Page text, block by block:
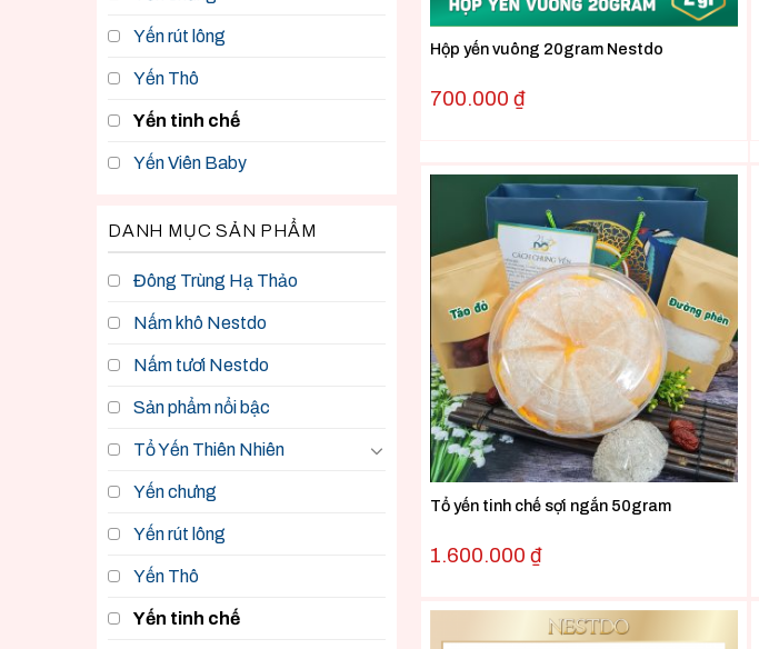
Yến rút lông
Yến Thô
Yến tinh chế
Yến Viên Baby
DANH MỤC SẢN PHẨM
Đông Trùng Hạ Thảo
Nấm khô Nestdo
Nấm tươi Nestdo
Sản phẩm nổi bậc
Tổ Yến Thiên Nhiên
Yến chưng
Yến rút lông
Yến Thô
Yến tinh chế
Hộp yến vuông 20gram Nestdo
700.000 ₫
Tổ yến tinh chế sợi ngắn 50gram
1.600.000 ₫